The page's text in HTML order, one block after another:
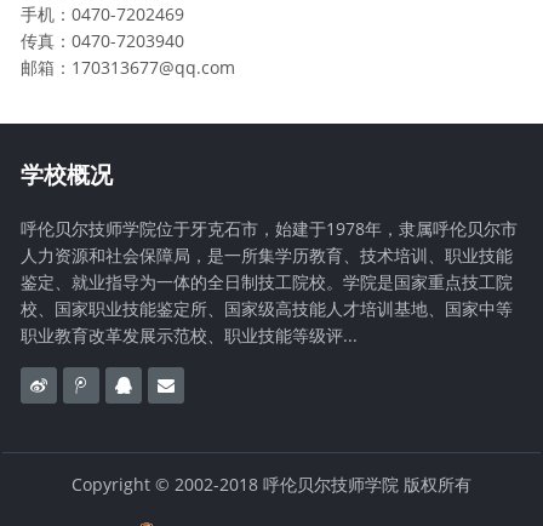
手机：0470-7202469
传真：0470-7203940
邮箱：170313677@qq.com
学校概况
呼伦贝尔技师学院位于牙克石市，始建于1978年，隶属呼伦贝尔市
人力资源和社会保障局，是一所集学历教育、技术培训、职业技能
鉴定、就业指导为一体的全日制技工院校。学院是国家重点技工院
校、国家职业技能鉴定所、国家级高技能人才培训基地、国家中等
职业教育改革发展示范校、职业技能等级评...
Copyright © 2002-2018 呼伦贝尔技师学院 版权所有